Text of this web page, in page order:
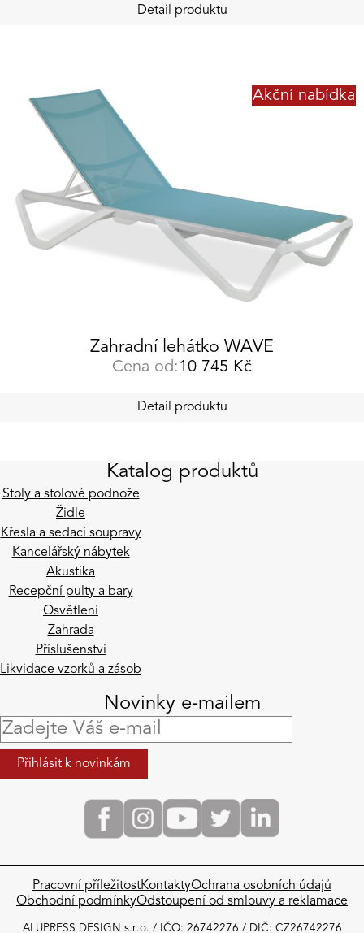
Detail produktu
Akční nabídka
Zahradní lehátko WAVE
Cena od: 10 745 Kč
Detail produktu
Katalog produktů
Stoly a stolové podnože
Židle
Křesla a sedací soupravy
Kancelářský nábytek
Akustika
Recepční pulty a bary
Osvětlení
Zahrada
Příslušenství
Likvidace vzorků a zásob
Novinky e-mailem
Pracovní příležitostKontaktyOchrana osobních údajů
Obchodní podmínky​Odstoupení od smlouvy a reklamace
ALUPRESS DESIGN s.r.o. / IČO: 26742276 / DIČ: CZ26742276